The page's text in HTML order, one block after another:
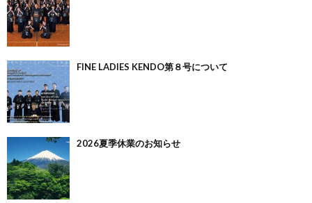
FINE LADIES KENDO第８号について
2026夏季休業のお知らせ